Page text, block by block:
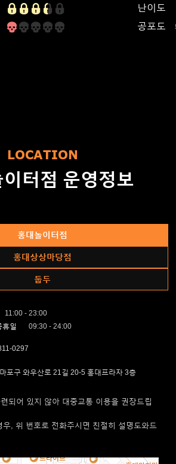
난이도
공포도
LOCATION
터점 운영정보
홍대놀이터점
홍대상상마당점
둡두
11:00 - 23:00
휴일
09:30 - 24:00
0297
포구 와우산로 21길 20-5 홍대프라자 3층
되어 있지 않아 대중교통 이용을 권장드립
, 위 번호로 전화주시면 친절히 설명도와드